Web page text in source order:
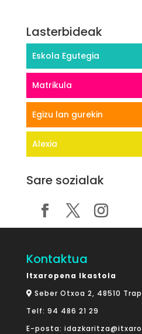
Lasterbideak
Eskola Egutegia
Matrikula
Egizu lan gurekin
Alexia
Sare sozialak
Kontaktua
Itxaropena Ikastola
Seber Otxoa 2, 48510
Telf: 94 486 21 29
E-posta: